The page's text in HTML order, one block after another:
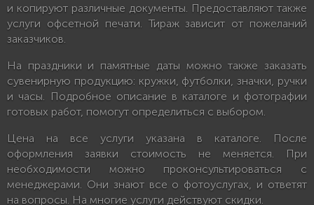
и копируют различные документы. Предоставляют также
услуги офсетной печати. Тираж зависит от пожеланий
заказчиков.
На праздники и памятные даты можно также заказать
сувенирную продукцию: кружки, футболки, значки, ручки
и часы. Подробное описание в каталоге и фотографии
готовых работ, помогут определиться с выбором.
Цена на все услуги указана в каталоге. После
оформления заявки стоимость не меняется. При
необходимости можно проконсультироваться с
менеджерами. Они знают все о фотоуслугах, и ответят
на вопросы. На многие услуги действуют скидки.